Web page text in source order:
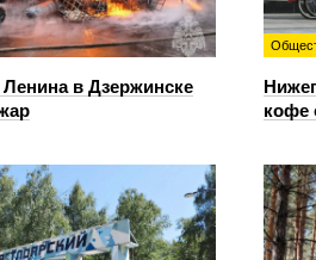
Ленина в Дзержинске
кофе